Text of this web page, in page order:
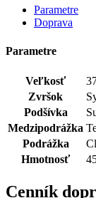
Parametre
Doprava
Parametre
Veľkosť
Zvršok
Podšívka
Medzipodrážka
Podrážka
Hmotnosť
Cenník